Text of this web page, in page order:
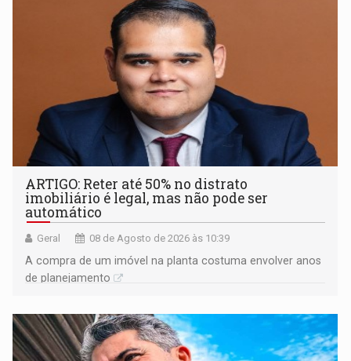
ARTIGO: Reter até 50% no distrato
imobiliário é legal, mas não pode ser
automático
Geral 08 de Agosto de 2026 às 10:39
A compra de um imóvel na planta costuma envolver anos
de planejamento